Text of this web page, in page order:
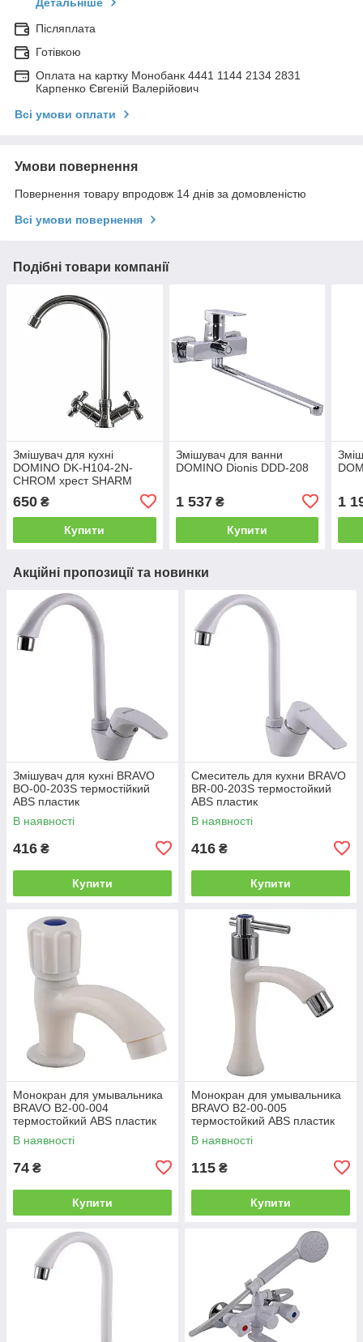
Детальніше
Післяплата
Готівкою
Оплата на картку Монобанк 4441 1144 2134 2831
Карпенко Євгеній Валерійович
Всі умови оплати
Умови повернення
Повернення товару впродовж 14 днів за домовленістю
Всі умови повернення
Подібні товари компанії
Змішувач для кухні
DOMINO DK-H104-2N-
CHROM хрест SHARM
650 ₴
Купити
Змішувач для ванни
DOMINO Dionis DDD-208
1 537₴
Купити
1
Акційні пропозиції та новинки
Змішувач для кухні BRAVO
BO-00-203S термостійкий
ABS пластик
В наявності
416 ₴
Купити
Смеситель для кухни BRAVO
BR-00-203S термостойкий
ABS пластик
В наявності
416 ₴
Купити
Монокран для умывальника
BRAVO B2-00-004
термостойкий ABS пластик
В наявності
74 ₴
Купити
Монокран для умывальника
BRAVO B2-00-005
термостойкий ABS пластик
В наявності
115 ₴
Купити